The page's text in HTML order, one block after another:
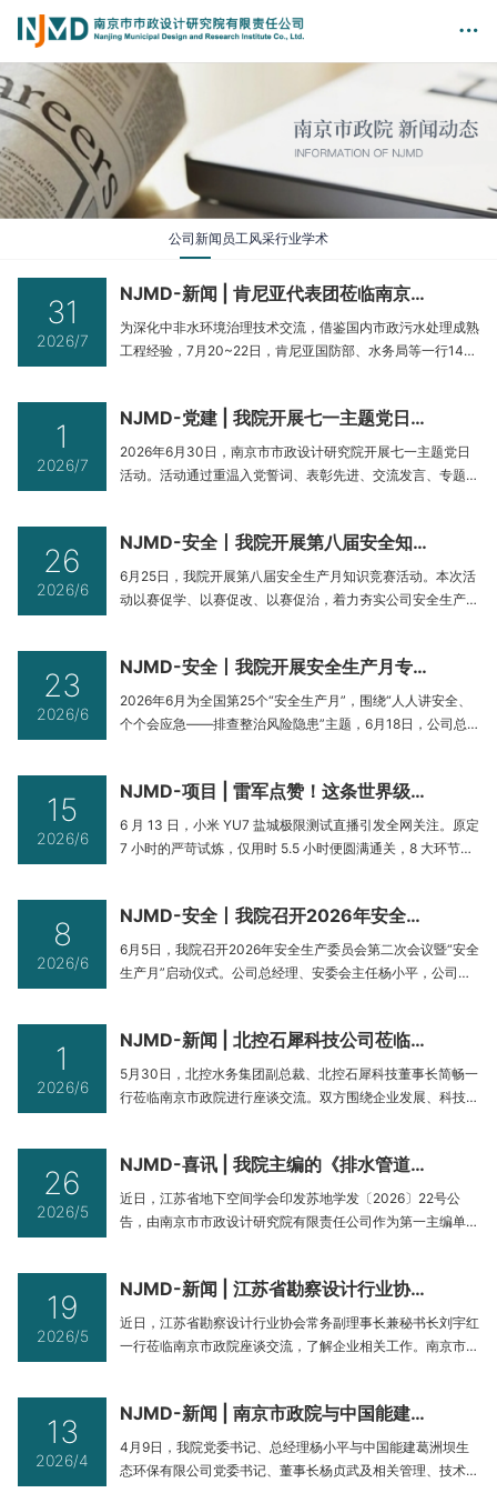
公司新闻 员工风采行业学术
31
2026/7
NJMD-新闻 | 肯尼亚代表团莅临南京考察调研
为深化中非水环境治理技术交流，借鉴国内市政污水处理成熟
工程经验，7月20~22日，肯尼亚国防部、水务局等一行14人
污水厂能源平衡等技术问题进行深入探讨交流。南京市政院高
级专业总监王威、设计一院院长张树俊及相关专业工程师全程
陪同交流。7月20日
1
2026/7
NJMD-党建 | 我院开展七一主题党日活动
2026年6月30日，南京市市政设计研究院开展七一主题党日
活动。活动通过重温入党誓词、表彰先进、交流发言、专题党
经理杨小平等公司党委成员、全体党员干部、职工代表、民主
党派代表、退休领导代表齐聚现场，北控水务集团党群工作部
负责人张一兰、新街口街
26
2026/6
NJMD-安全丨我院开展第八届安全知识竞赛活动
6月25日，我院开展第八届安全生产月知识竞赛活动。本次活
动以赛促学、以赛促改、以赛促治，着力夯实公司安全生产管
强，公司安委办主任周晨，质安纪监部部长蒋靓出席活动，来
自公司各职能部门、各生产院的参赛队伍齐聚赛场，同台开展
安全知识比拼。—周晨代表
23
2026/6
NJMD-安全丨我院开展安全生产月专项检查暨一线慰问活动
2026年6月为全国第25个“安全生产月”，围绕“人人讲安全、
个个会应急——排查整治风险隐患”主题，6月18日，公司总
兴市太湖上游城乡污水管网工程设计采购施工总承包项目，开
展安全生产专项检查，并慰问一线施工人员。本次安全专项检
查采取现场实地核验
15
2026/6
NJMD-项目 | 雷军点赞！这条世界级赛道由我院联合打造
6 月 13 日，小米 YU7 盐城极限测试直播引发全网关注。原定
7 小时的严苛试炼，仅用时 5.5 小时便圆满通关，8 大环节、
赞：盐城大丰中汽股份试验场，是世界上最先进的测试场之
一。作为小米汽车极限试炼、持续迭代的核心基
8
2026/6
NJMD-安全丨我院召开2026年安全生产委员会第二次会议暨“安全生产月”启动仪式
6月5日，我院召开2026年安全生产委员会第二次会议暨“安全
生产月”启动仪式。公司总经理、安委会主任杨小平，公司副
吹响安全生产集中整治、宣传教育、应急提升的集结号。公司
安委会全体成员参加本次会议。周晨对2026年开年以来安全
生产管理目标、安全
1
2026/6
NJMD-新闻 | 北控石犀科技公司莅临我院座谈交流
5月30日，北控水务集团副总裁、北控石犀科技董事长简畅一
行莅临南京市政院进行座谈交流。双方围绕企业发展、科技战
会；南京市政院院长杨小平携院领导、水务板块负责人及技术
专家出席会议。杨小平全面介绍了南京院的业务发展情况，公
司长期深耕于市政水务领域，通
26
2026/5
NJMD-喜讯 | 我院主编的《排水管道非开挖修复工程技术规程》团体标准正式发布
近日，江苏省地下空间学会印发苏地学发〔2026〕22号公
告，由南京市市政设计研究院有限责任公司作为第一主编单
程》（T/JSUSS 02—2026）获批发布，标准自2026年5月
11日起实施。—深耕行业积淀补齐区域技术短板随着江苏城镇
化步伐加快，
19
2026/5
NJMD-新闻 | 江苏省勘察设计行业协会领导莅临南京市政院座谈交流
近日，江苏省勘察设计行业协会常务副理事长兼秘书长刘宇红
一行莅临南京市政院座谈交流，了解企业相关工作。南京市政
期以来的支持与指导表示感谢，并围绕企业发展情况、转型实
践及未来规划等方面作了汇报，介绍了公司在主业发展、服务
延伸及技术创新等方面的相关
13
2026/4
NJMD-新闻 | 南京市政院与中国能建葛洲坝生态环保公司共商合作
4月9日，我院党委书记、总经理杨小平与中国能建葛洲坝生
态环保有限公司党委书记、董事长杨贞武及相关管理、技术团